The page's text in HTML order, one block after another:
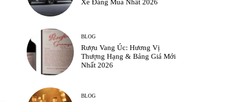
Xe Đáng Mua Nhất 2026
BLOG
Rượu Vang Úc: Hương Vị
Thượng Hạng & Bảng Giá Mới
Nhất 2026
BLOG